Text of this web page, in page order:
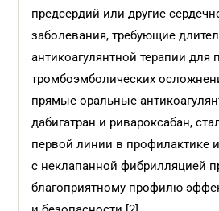
предсердий или другие
заболевания, требующие
антикоагулянтной терапии для
тромбоэмболических
прямые оральные
дабигатран и ривароксабан,
первой линии в профилактике
с неклапанной фибрилляцией
благоприятному профилю